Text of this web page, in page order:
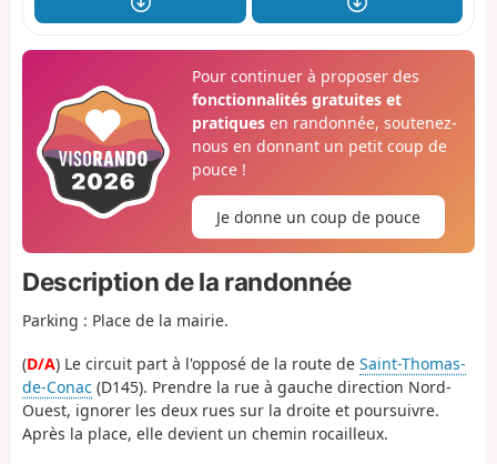
Pour continuer à proposer des
fonctionnalités gratuites et
pratiquesen randonnée, soutenez-
nous en donnant un petit coup de
pouce !
Je donne un coup de pouce
Description de la randonnée
Parking : Place de la mairie.
(D/A) Le circuit part à l'opposé de la route de Saint-Thomas-
de-Conac (D145). Prendre la rue à gauche direction Nord-
Ouest, ignorer les deux rues sur la droite et poursuivre.
Après la place, elle devient un chemin rocailleux.